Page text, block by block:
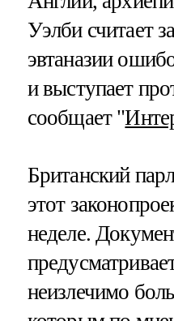
Уэлби считает
эвтаназии
и выступает
сообщает "
Британский
этот
неделе.
неизлечимо